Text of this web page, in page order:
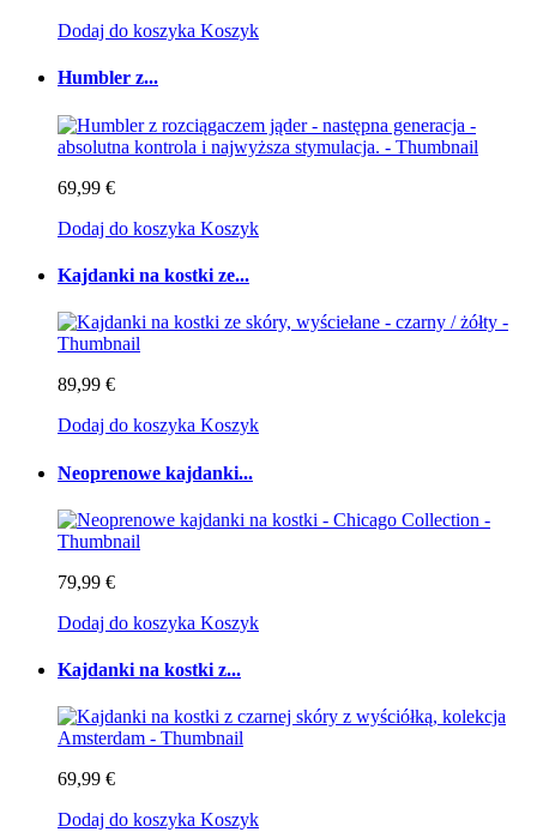
Dodaj do koszyka Koszyk
Humbler z...
69,99 €
Dodaj do koszyka Koszyk
Kajdanki na kostki ze...
89,99 €
Dodaj do koszyka Koszyk
Neoprenowe kajdanki...
79,99 €
Dodaj do koszyka Koszyk
Kajdanki na kostki z...
69,99 €
Dodaj do koszyka Koszyk